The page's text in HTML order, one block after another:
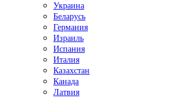
Украина
Беларусь
Германия
Израиль
Испания
Италия
Казахстан
Канада
Латвия